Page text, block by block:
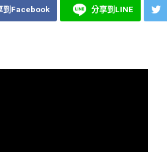
到Facebook 分享到LINE